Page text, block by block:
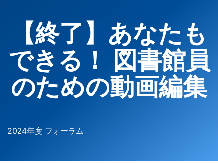
【終了】あなたも
できる！ 図書館員
のための動画編集
2024年度 フォーラム